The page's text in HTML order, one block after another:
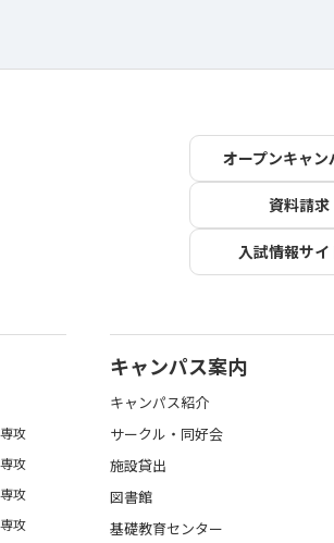
オープンキャン
資料請求
入試情報サイ
攻
攻
攻
攻
キャンパス案内
キャンパス紹介
サークル・同好会
施設貸出
図書館
基礎教育センター